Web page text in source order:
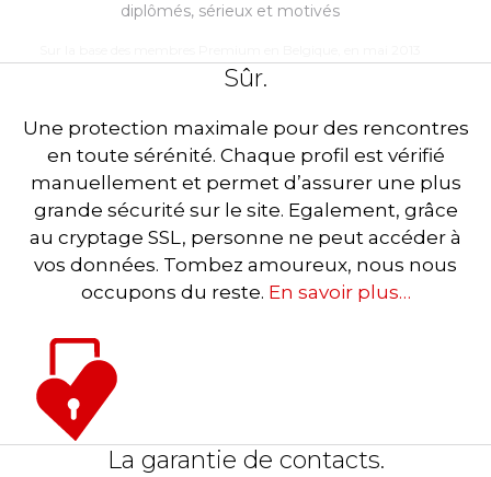
diplômés, sérieux et motivés
Sûr.
Une protection maximale pour des rencontres
en toute sérénité. Chaque profil est vérifié
manuellement et permet d’assurer une plus
grande sécurité sur le site. Egalement, grâce
au cryptage SSL, personne ne peut accéder à
vos données. Tombez amoureux, nous nous
occupons du reste. En savoir plus…
La garantie de contacts.